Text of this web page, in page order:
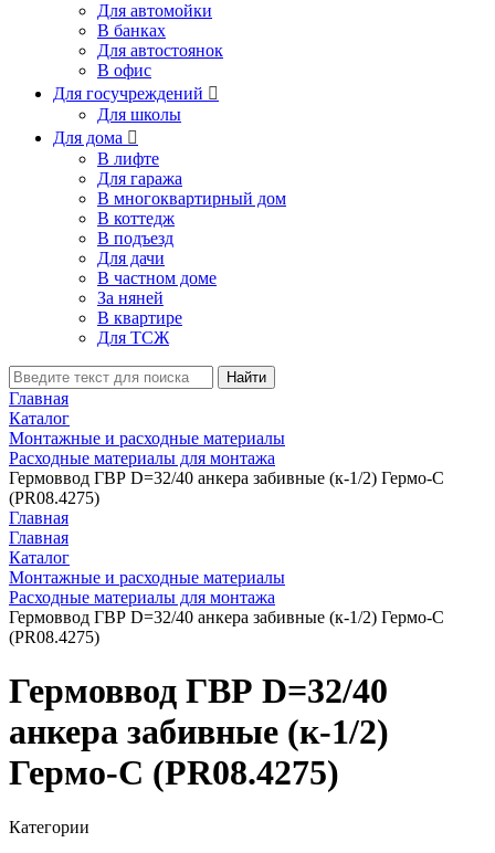
Для автомойки
В банках
Для автостоянок
В офис
Для госучреждений 
Для школы
Для дома 
В лифте
Для гаража
В многоквартирный дом
В коттедж
В подъезд
Для дачи
В частном доме
За няней
В квартире
Для ТСЖ
Найти
Главная
Каталог
Монтажные и расходные материалы
Расходные материалы для монтажа
Гермоввод ГВР D=32/40 анкера забивные (к-1/2) Гермо-С
(PR08.4275)
Главная
Главная
Каталог
Монтажные и расходные материалы
Расходные материалы для монтажа
Гермоввод ГВР D=32/40 анкера забивные (к-1/2) Гермо-С
(PR08.4275)
Гермоввод ГВР D=32/40
анкера забивные (к-1/2)
Гермо-С (PR08.4275)
Категории